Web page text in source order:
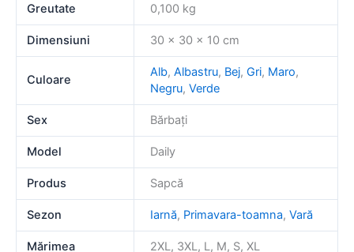
Greutate 0,100 kg
Dimensiuni 30 × 30 × 10 cm
Culoare
Alb, Albastru, Bej, Gri, Maro,
Negru, Verde
Sex Bărbați
Model Daily
Produs Sapcă
Sezon Iarnă, Primavara-toamna, Vară
Mărimea 2XL, 3XL, L, M, S, XL